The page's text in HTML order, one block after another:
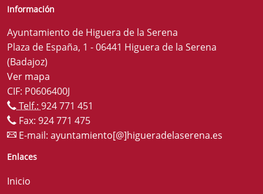
Información
Ayuntamiento de Higuera de la Serena
Plaza de España, 1 - 06441 Higuera de la Serena
(Badajoz)
Ver mapa
CIF: P0606400J
Telf.: 924 771 451
Fax: 924 771 475
E-mail: ayuntamiento[@]higueradelaserena.es
Enlaces
Inicio